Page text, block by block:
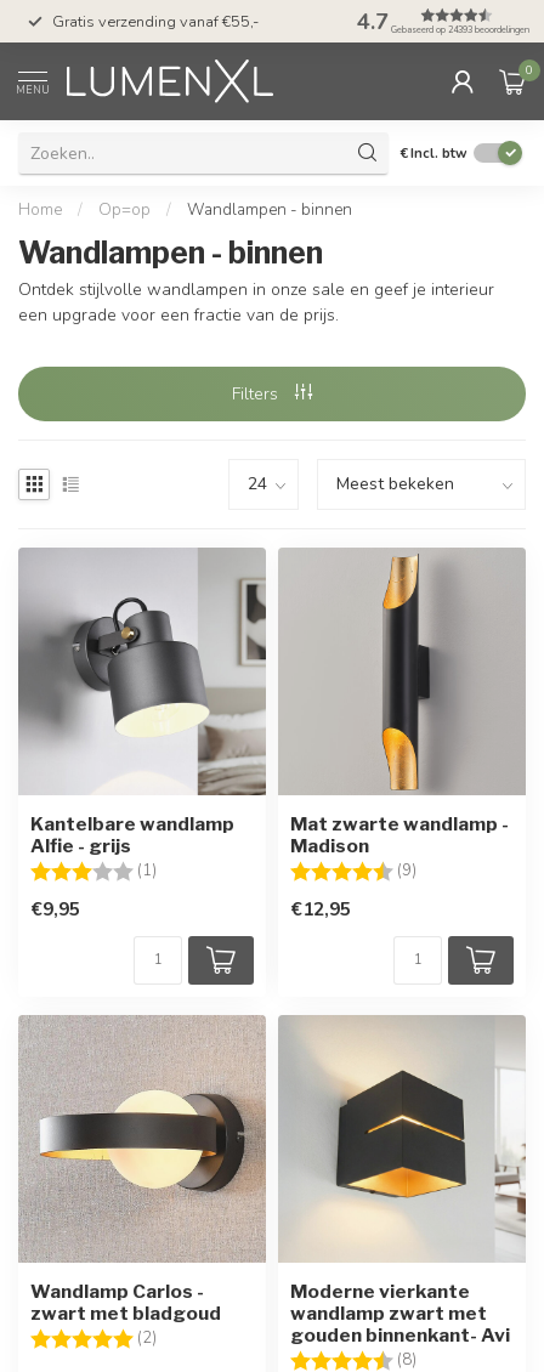
Gratis verzending vanaf €55,- 50 dagen
met Klarna
4.7 Gebaseerd op 24393 beoordelingen
MENU
0
€Incl. btw
Home / Op=op / Wandlampen - binnen
Wandlampen - binnen
Ontdek stijlvolle wandlampen in onze sale en geef je interieur
een upgrade voor een fractie van de prijs.
Filters
Kantelbare wandlamp
Alfie - grijs
Beoordeling: (1)
€9,95
Mat zwarte wandlamp -
Madison
Beoordeling: (9)
€12,95
Wandlamp Carlos -
zwart met bladgoud
Beoordeling: (2)
Moderne vierkante
wandlamp zwart met
gouden binnenkant- Avi
Beoordeling: (8)